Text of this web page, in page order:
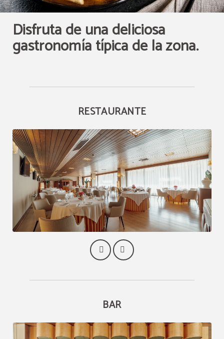
Disfruta de una deliciosa
gastronomía típica de la zona.
RESTAURANTE
BAR